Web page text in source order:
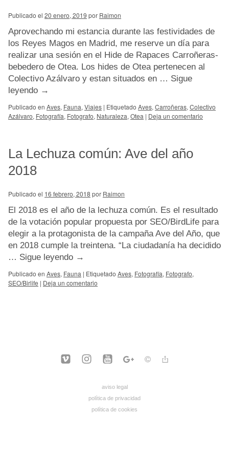
Publicado el 20 enero, 2019 por Raimon
Aprovechando mi estancia durante las festividades de
los Reyes Magos en Madrid, me reserve un día para
realizar una sesión en el Hide de Rapaces Carroñeras-
bebedero de Otea. Los hides de Otea pertenecen al
Colectivo Azálvaro y estan situados en … Sigue
leyendo →
Publicado en Aves, Fauna, Viajes | Etiquetado Aves, Carroñeras, Colectivo
Azálvaro, Fotografía, Fotografo, Naturaleza, Otea | Deja un comentario
La Lechuza común: Ave del año
2018
Publicado el 16 febrero, 2018 por Raimon
El 2018 es el año de la lechuza común. Es el resultado
de la votación popular propuesta por SEO/BirdLife para
elegir a la protagonista de la campaña Ave del Año, que
en 2018 cumple la treintena. “La ciudadanía ha decidido
… Sigue leyendo →
Publicado en Aves, Fauna | Etiquetado Aves, Fotografía, Fotografo,
SEO/Birlife | Deja un comentario
aviso legal
política de privacidad
política de cookies